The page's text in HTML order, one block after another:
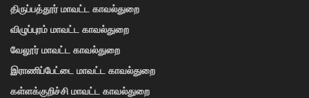
திருப்பத்தூர் மாவட்ட காவல்துறை
விழுப்புரம் மாவட்ட காவல்துறை
வேலூர் மாவட்ட காவல்துறை
இராணிப்பேட்டை மாவட்ட காவல்துறை
கள்ளக்குறிச்சி மாவட்ட காவல்துறை